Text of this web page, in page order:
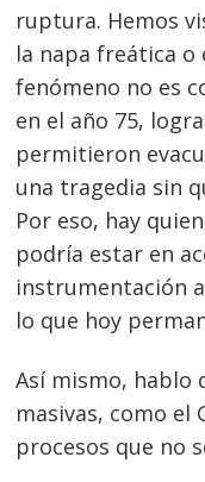
ruptura. Hemos
la napa freática o
fenómeno no es
en el año 75,
permitieron
una tragedia sin
Por eso, hay
podría estar en
instrumentación
lo que hoy
Así mismo, hablo
masivas, como el
procesos que no